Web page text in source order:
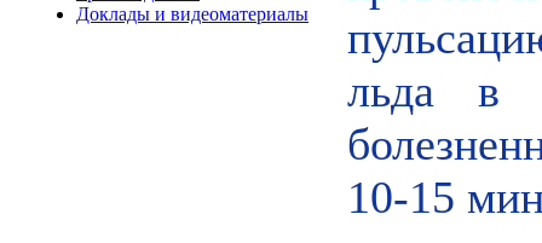
Доклады и видеоматериалы
льда в
10-15